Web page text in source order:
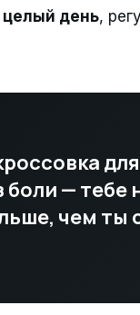
день,
боли —
чем ты